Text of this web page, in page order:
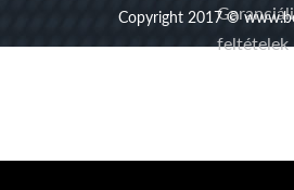
feltételek
Copyright 2017 ©